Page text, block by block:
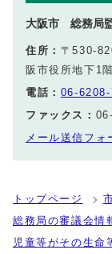
大阪市 総務局
住所： 〒530-
阪市役所地下1階
電話： 06-6208-
ファックス：
メール送信フォ
トップページ
総務局の審議会情
児童等がその生命